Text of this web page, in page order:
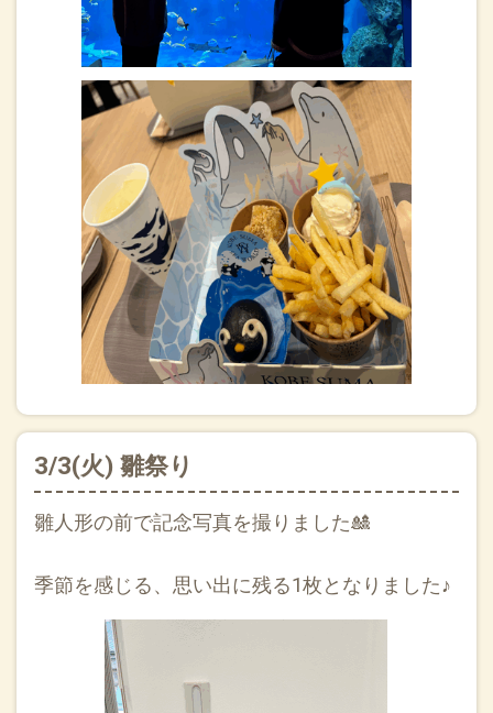
3/3(火) 雛祭り
雛人形の前で記念写真を撮りました🎎
季節を感じる、思い出に残る1枚となりました♪